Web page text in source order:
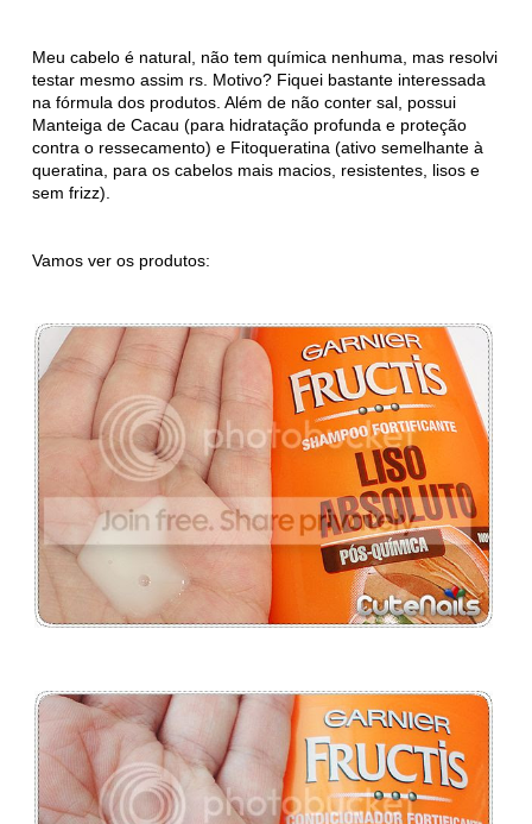
Meu cabelo é natural, não tem química nenhuma, mas resolvi
testar mesmo assim rs. Motivo? Fiquei bastante interessada
na fórmula dos produtos. Além de não conter sal, possui
Manteiga de Cacau (para hidratação profunda e proteção
contra o ressecamento) e Fitoqueratina (ativo semelhante à
queratina, para os cabelos mais macios, resistentes, lisos e
sem frizz).
Vamos ver os produtos: